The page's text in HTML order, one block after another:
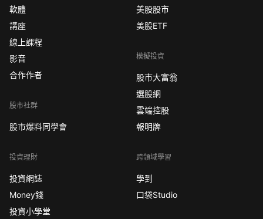
軟體
講座
線上課程
影音
合作作者
股市社群
股市爆料同學會
投資理財
投資網誌
Money錢
投資小學堂
美股股市
美股ETF
模擬投資
股市大富翁
選股網
雲端控股
報明牌
跨領域學習
學到
口袋Studio